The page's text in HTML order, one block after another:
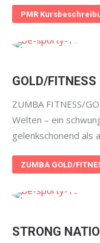
PMR
GOLD/FITNESS
ZUMBA FITNESS/
Welten – ein
gelenkschonend als
ZUMBA GOLD/
STRONG